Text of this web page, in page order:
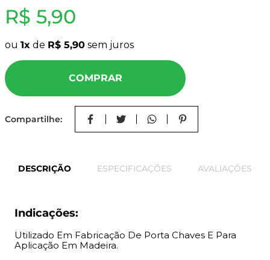
Características Do Produto:
- Material: Aço Carbono;
- Acabamento Zincado Amarelo Bi Cromatizado.
Especificações Técnicas:
- Pacote Com 10 Unidades.
R$ 5,90
ou 1 de R$ 5,90 sem juros
COMPRAR
Compartilhe:
DESCRIÇÃO ESPECIFICAÇÕES AVALIAÇÕES
Indicações:
Utilizado Em Fabricação De Porta Chaves E Para
Aplicação Em Madeira.